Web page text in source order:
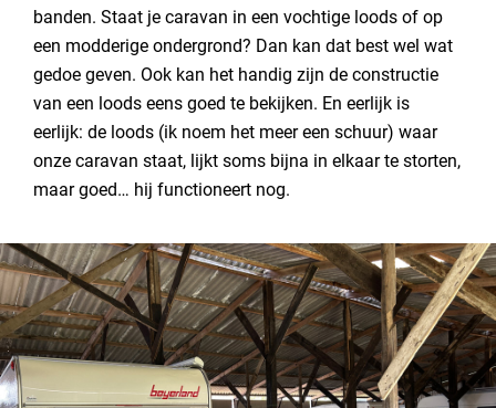
banden. Staat je caravan in een vochtige loods of op
een modderige ondergrond? Dan kan dat best wel wat
gedoe geven. Ook kan het handig zijn de constructie
van een loods eens goed te bekijken. En eerlijk is
eerlijk: de loods (ik noem het meer een schuur) waar
onze caravan staat, lijkt soms bijna in elkaar te storten,
maar goed… hij functioneert nog.